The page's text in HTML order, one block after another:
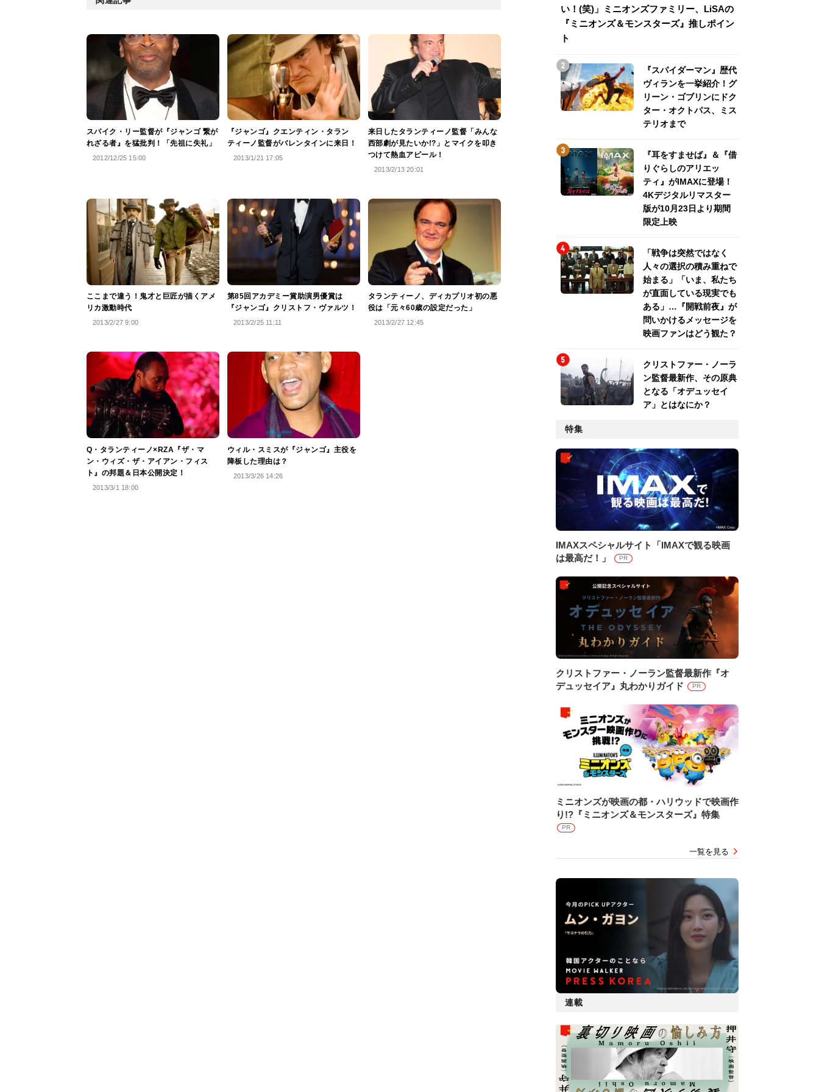
スパイク・リー監督が『ジャンゴ 繋が
れざる者』を猛批判！「先祖に失礼」
2012/12/25 15:00
『ジャンゴ』クエンティン・タラン
ティーノ監督がバレンタインに来日！
2013/1/21 17:05
来日したタランティーノ監督「みんな
西部劇が見たいか!?」とマイクを叩き
つけて熱血アピール！
2013/2/13 20:01
ここまで違う！鬼才と巨匠が描くアメ
リカ激動時代
2013/2/27 9:00
第85回アカデミー賞助演男優賞は
『ジャンゴ』クリストフ・ヴァルツ！
2013/2/25 11:11
タランティーノ、ディカプリオ初の悪
役は「元々60歳の設定だった」
2013/2/27 12:45
Q・タランティーノ×RZA『ザ・マ
ン・ウィズ・ザ・アイアン・フィス
ト』の邦題＆日本公開決定！
2013/3/1 18:00
ウィル・スミスが『ジャンゴ』主役を
降板した理由は？
2013/3/26 14:26
い！(笑)」ミニオンズファミリー、LiSAの
『ミニオンズ＆モンスターズ』推しポイン
ト
『スパイダーマン』歴代
ヴィランを一挙紹介！グ
リーン・ゴブリンにドク
ター・オクトパス、ミス
テリオまで
『耳をすませば』＆『借
りぐらしのアリエッ
ティ』がIMAXに登場！
4Kデジタルリマスター
版が10月23日より期間
限定上映
「戦争は突然ではなく
人々の選択の積み重ねで
始まる」「いま、私たち
が直面している現実でも
ある」…『開戦前夜』が
問いかけるメッセージを
映画ファンはどう観た？
クリストファー・ノーラ
ン監督最新作、その原典
となる「オデュッセイ
ア」とはなにか？
特集
IMAXスペシャルサイト「IMAXで観る映画
は最高だ！」
PR
クリストファー・ノーラン監督最新作『オ
デュッセイア』丸わかりガイド
PR
ミニオンズが映画の都・ハリウッドで映画作
り!?『ミニオンズ＆モンスターズ』特集
PR
一覧を見る
連載